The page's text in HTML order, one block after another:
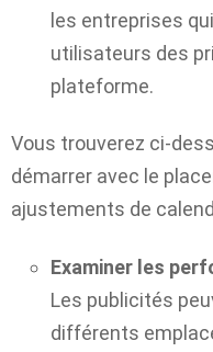
les entreprises
utilisateurs des
plateforme.
Vous trouverez ci-
démarrer avec le
ajustements de
Examiner les
Les publicités
différents